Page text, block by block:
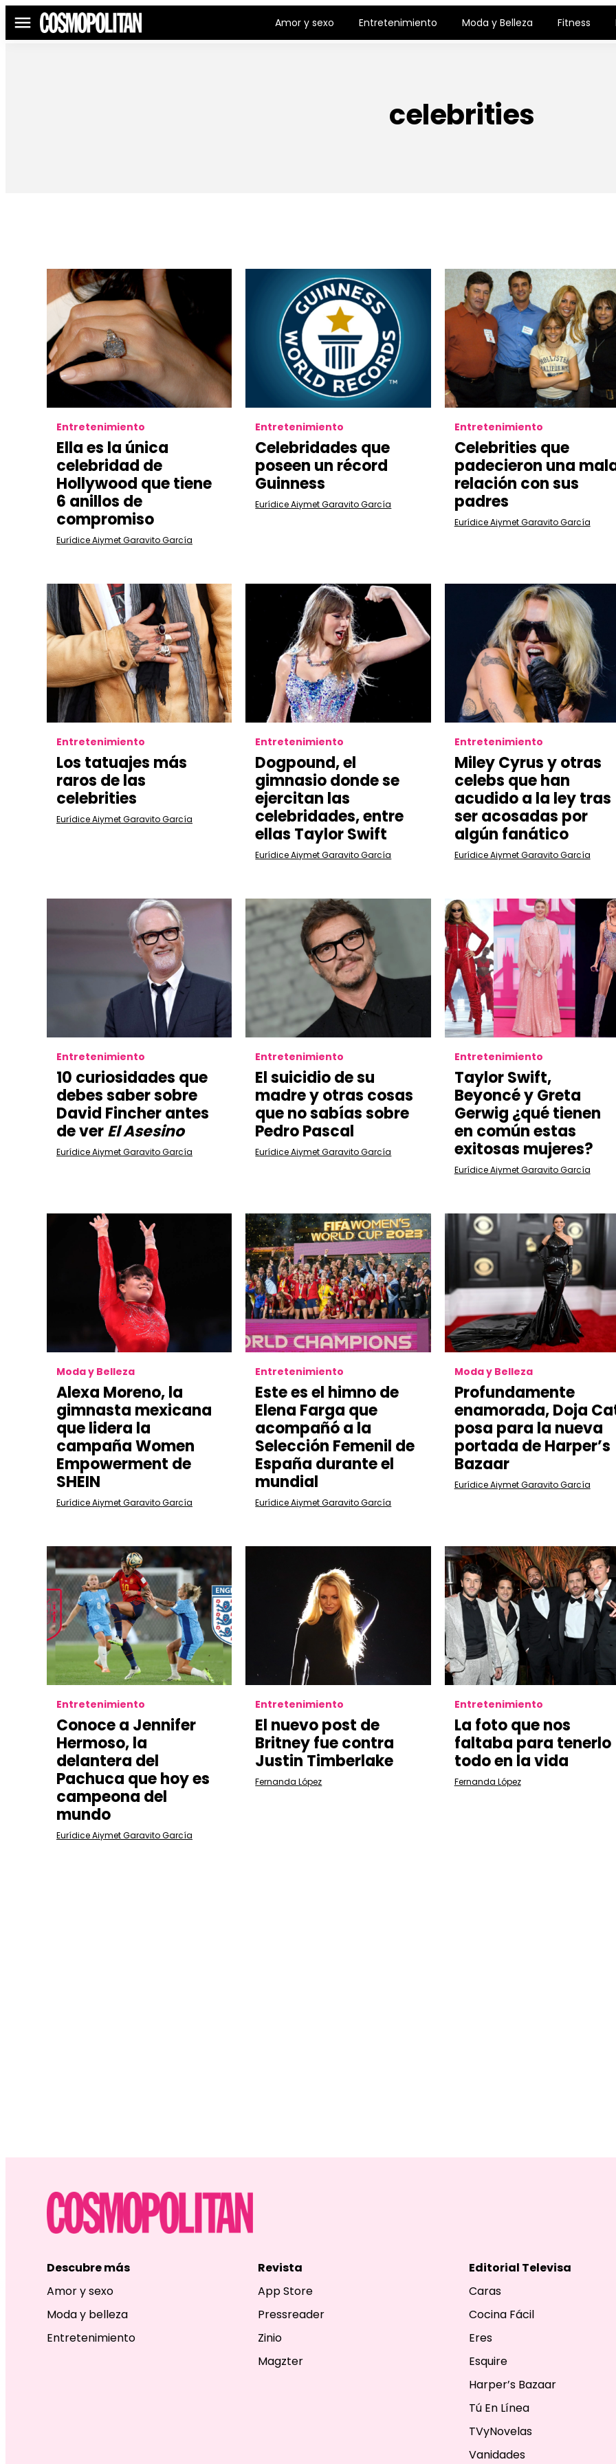
Menú Amor y sexo Entretenimiento Moda y Belleza Fitness
celebrities
Entretenimiento
Ella es la única
celebridad de
Hollywood que tiene
6 anillos de
compromiso
Eurídice Aiymet Garavito García
Entretenimiento
Celebridades que
poseen un récord
Guinness
Eurídice Aiymet Garavito García
Entretenimiento
Celebrities que
padecieron una
relación con sus
padres
Eurídice Aiymet Garavito García
Entretenimiento
Los tatuajes más
raros de las
celebrities
Eurídice Aiymet Garavito García
Entretenimiento
Dogpound, el
gimnasio donde se
ejercitan las
celebridades, entre
ellas Taylor Swift
Eurídice Aiymet Garavito García
Entretenimiento
Miley Cyrus y otras
celebs que han
acudido a la ley tras
ser acosadas por
algún fanático
Eurídice Aiymet Garavito García
Entretenimiento
10 curiosidades que
debes saber sobre
David Fincher antes
de verEl Asesino
Eurídice Aiymet Garavito García
Entretenimiento
El suicidio de su
madre y otras cosas
que no sabías sobre
Pedro Pascal
Eurídice Aiymet Garavito García
Entretenimiento
Taylor Swift,
Beyoncé y Greta
Gerwig ¿qué tienen
en común estas
exitosas mujeres?
Eurídice Aiymet Garavito García
Moda y Belleza
Alexa Moreno, la
gimnasta mexicana
que lidera la
campaña Women
Empowerment de
SHEIN
Eurídice Aiymet Garavito García
Entretenimiento
Este es el himno de
Elena Farga que
acompañó a la
Selección Femenil de
España durante el
mundial
Eurídice Aiymet Garavito García
Moda y Belleza
Profundamente
enamorada, Doja
posa para la nueva
portada de Harper’s
Bazaar
Eurídice Aiymet Garavito García
Entretenimiento
Conoce a Jennifer
Hermoso, la
delantera del
Pachuca que hoy es
campeona del
mundo
Eurídice Aiymet Garavito García
Entretenimiento
El nuevo post de
Britney fue contra
Justin Timberlake
Fernanda López
Entretenimiento
La foto que nos
faltaba para tenerlo
todo en la vida
Fernanda López
Descubre más
Amor y sexo
Moda y belleza
Entretenimiento
Revista
App Store
Pressreader
Zinio
Magzter
Editorial Televisa
Caras
Cocina Fácil
Eres
Esquire
Harper’s Bazaar
Tú En Línea
TVyNovelas
Vanidades